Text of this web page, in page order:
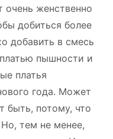
очень женственно
добиться более
добавить в смесь
пышности и
платья
года. Может
быть, потому, что
тем не менее,